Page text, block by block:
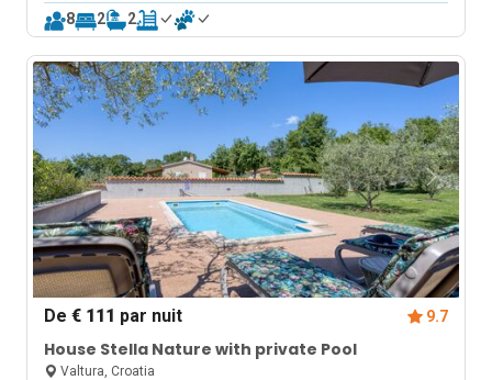
8 2 2
De€ 111 par nuit 9.7
House Stella Nature with private Pool
Valtura, Croatia